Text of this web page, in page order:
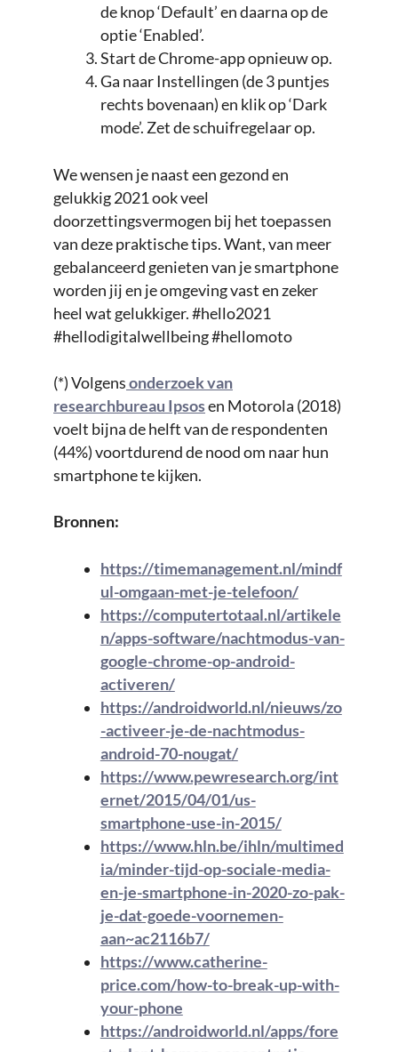
de knop ‘Default’ en daarna op de
optie ‘Enabled’.
Start de Chrome-app opnieuw op.
Ga naar Instellingen (de 3 puntjes
rechts bovenaan) en klik op ‘Dark
mode’. Zet de schuifregelaar op.
We wensen je naast een gezond en
gelukkig 2021 ook veel
doorzettingsvermogen bij het toepassen
van deze praktische tips. Want, van meer
gebalanceerd genieten van je smartphone
worden jij en je omgeving vast en zeker
heel wat gelukkiger. #hello2021
#hellodigitalwellbeing #hellomoto
(*) Volgensonderzoek van
researchbureau Ipsosen Motorola (2018)
voelt bijna de helft van de respondenten
(44%) voortdurend de nood om naar hun
smartphone te kijken.
Bronnen:
https://timemanagement.nl/mindf
ul-omgaan-met-je-telefoon/
https://computertotaal.nl/artikele
n/apps-software/nachtmodus-van-
google-chrome-op-android-
activeren/
https://androidworld.nl/nieuws/zo
-activeer-je-de-nachtmodus-
android-70-nougat/
https://www.pewresearch.org/int
ernet/2015/04/01/us-
smartphone-use-in-2015/
https://www.hln.be/ihln/multimed
ia/minder-tijd-op-sociale-media-
en-je-smartphone-in-2020-zo-pak-
je-dat-goede-voornemen-
aan~ac2116b7/
https://www.catherine-
price.com/how-to-break-up-with-
your-phone
https://androidworld.nl/apps/fore